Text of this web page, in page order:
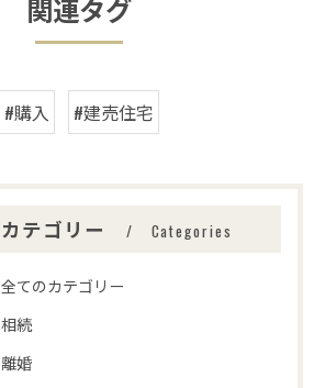
関連タグ
#購入 #建売住宅
カテゴリー Categories
全てのカテゴリー
相続
離婚